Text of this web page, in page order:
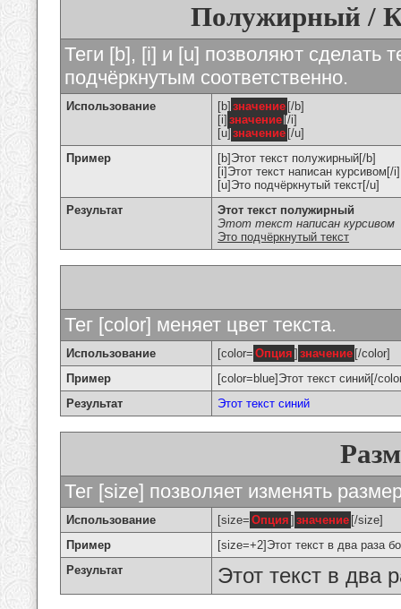
Полужирный /
Теги [b], [i] и [u] позволяют сделать
подчёркнутым соответственно.
Использование [b] значение [/b]
[i] значение [/i]
[u] значение [/u]
Пример
[b]Этот текст полужирный[/b]
[i]Этот текст написан курсивом[/i]
[u]Это подчёркнутый текст[/u]
Результат
Этот текст полужирный
Этот текст написан курсивом
Это подчёркнутый текст
Тег [color] меняет цвет текста.
Использование [color= Опция ] значение [/color]
Пример
[color=blue]Этот текст синий[/
Результат
Этот текст синий
Тег [size] позволяет изменять
Использование [size= Опция ] значение [/size]
Пример
[size=+2]Этот текст в два раза
Результат
Этот текст в два